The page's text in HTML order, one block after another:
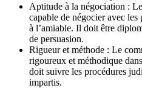
Aptitude à la négociation :
capable de négocier avec
à l’amiable. Il doit être
de persuasion.
Rigueur et méthode : Le
rigoureux et méthodique
doit suivre les procédures
impartis.